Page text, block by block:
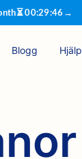
⏳00:29:46 →
Blogg Hjälp